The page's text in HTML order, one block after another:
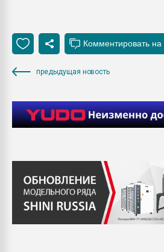
предыдущая новость